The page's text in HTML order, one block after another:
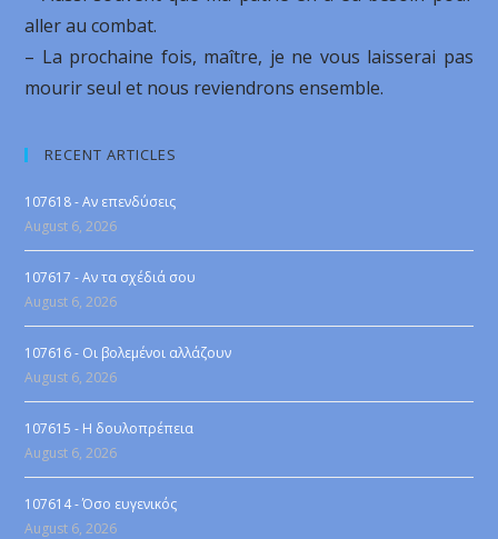
aller au combat.
– La prochaine fois, maître, je ne vous laisserai pas
mourir seul et nous reviendrons ensemble.
RECENT ARTICLES
107618 - Αν επενδύσεις
August 6, 2026
107617 - Αν τα σχέδιά σου
August 6, 2026
107616 - Οι βολεμένοι αλλάζουν
August 6, 2026
107615 - Η δουλοπρέπεια
August 6, 2026
107614 - Όσο ευγενικός
August 6, 2026